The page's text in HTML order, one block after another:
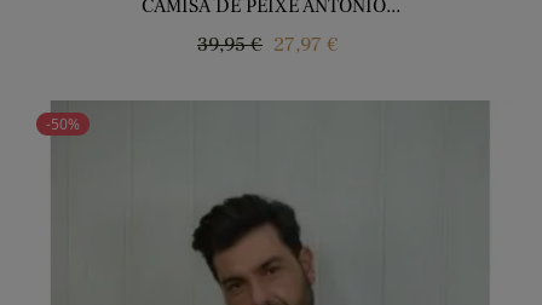
CAMISA DE PEIXE ANTONIO...
Regular
39,95 € Price
27,97 €
-50%